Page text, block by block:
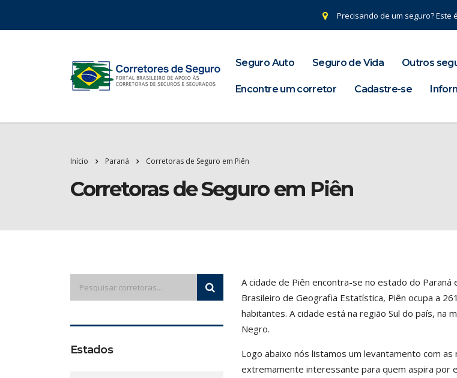
Precisando de um seguro?
Seguro Auto Seguro de Vida Outros
Encontre um corretor Cadastre-se
Início Paraná Corretoras de Seguro em Piên
Corretoras de Seguro em Piên
A cidade de Piên encontra-se no estado do
Brasileiro de Geografia Estatística, Piên ocupa a
habitantes. A cidade está na região Sul do país, na
Negro.
Logo abaixo nós listamos um levantamento com
extremamente interessante para quem aspira por
Estados